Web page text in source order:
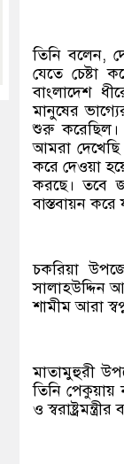
তিনি বলেন,
যেতে চেষ্টা
বাংলাদেশ
মানুষের
শুরু করেছিল।
আমরা
করে দেওয়া
করছে। তবে
বাস্তবায়ন করে
চকরিয়া
সালাহউদ্দিন
শামীম আরা
মাতামুহুরী
তিনি পেকুয়ায়
ও